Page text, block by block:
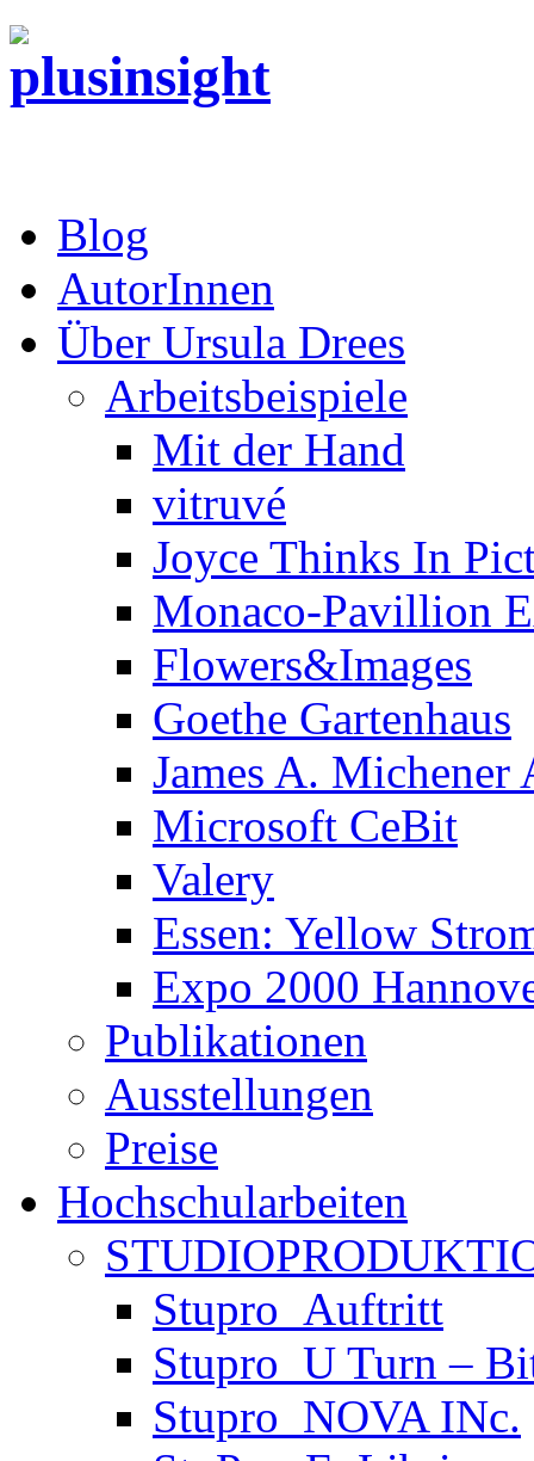
Blog
AutorInnen
Über Ursula Drees
Arbeitsbeispiele
Mit der Hand
vitruvé
Joyce Thinks In
Monaco-Pavillion
Flowers&Images
Goethe Gartenhaus
James A. Michener
Microsoft CeBit
Valery
Essen: Yellow
Expo 2000
Publikationen
Ausstellungen
Preise
Hochschularbeiten
Stupro_Auftritt
Stupro_U Turn –
Stupro_NOVA INc.